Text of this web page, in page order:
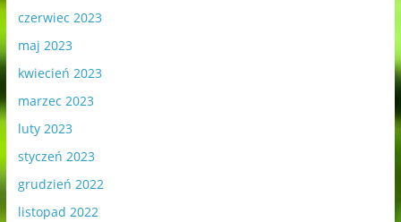
czerwiec 2023
maj 2023
kwiecień 2023
marzec 2023
luty 2023
styczeń 2023
grudzień 2022
listopad 2022